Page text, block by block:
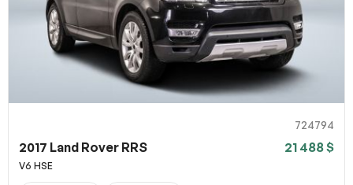
724794
2017 Land Rover RRS 21 488 $
V6 HSE
100% SÉCURITAIRE
Soumettre
URL de capture d`écran
Partagez un lien vers une capture d`écran ou une vidéo
illustrant le problème (facultatif). Vous pouvez importer
votre fichier sur des services comme Google Drive,
Dropbox, Imgur ou OneDrive et coller le lien ici.